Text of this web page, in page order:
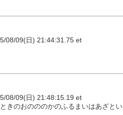
08/09(日) 21:44:31.75 et
08/09(日) 21:48:15.19 et
きのおのののかのふるまいはあざとい